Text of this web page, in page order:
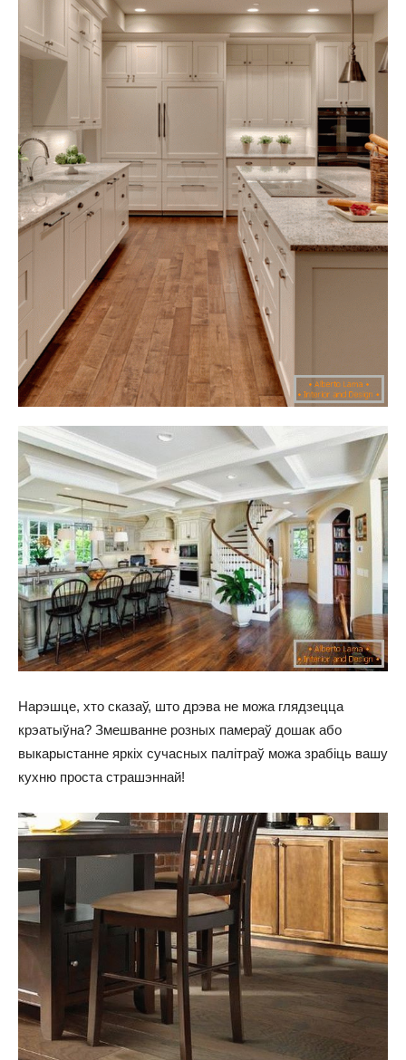
Нарэшце, хто сказаў, што дрэва не можа глядзецца
крэатыўна? Змешванне розных памераў дошак або
выкарыстанне яркіх сучасных палітраў можа зрабіць вашу
кухню проста страшэннай!